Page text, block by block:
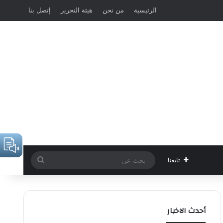
الرئيسية من نحن هيئة التحرير إتصل بنا
تابعنا
عن
أحدث الاخبار